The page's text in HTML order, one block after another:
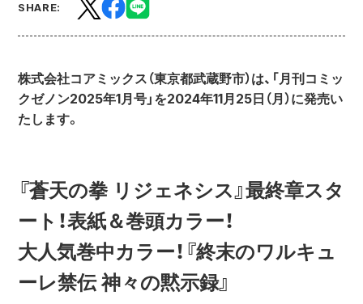
SHARE:
株式会社コアミックス（東京都武蔵野市）は、「月刊コミッ
クゼノン2025年1月号」を2024年11月25日（月）に発売い
たします。
『蒼天の拳 リジェネシス』最終章スタ
ート！表紙＆巻頭カラー！
大人気巻中カラー！『終末のワルキュ
ーレ禁伝 神々の黙示録』